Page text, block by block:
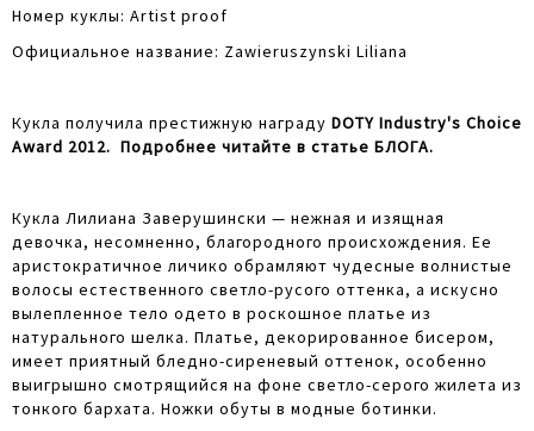
Номер куклы: Artist proof
Официальное название: Zawieruszynski Liliana
Кукла получила престижную награду DOTY Industry's Choice
Award 2012. Подробнее читайте в статье БЛОГА.
Кукла Лилиана Заверушински — нежная и изящная
девочка, несомненно, благородного происхождения. Ее
аристократичное личико обрамляют чудесные волнистые
волосы естественного светло-русого оттенка, а искусно
вылепленное тело одето в роскошное платье из
натурального шелка. Платье, декорированное бисером,
имеет приятный бледно-сиреневый оттенок, особенно
выигрышно смотрящийся на фоне светло-серого жилета из
тонкого бархата. Ножки обуты в модные ботинки.